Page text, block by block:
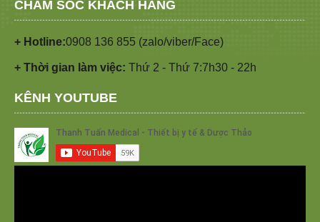
CHĂM SÓC KHÁCH HÀNG
+ Hotline:0908 136 855 (zalo/viber/Face)
+ Thời gian làm việc: Thứ 2 - Thứ 7:7h30 - 22h
KÊNH YOUTUBE